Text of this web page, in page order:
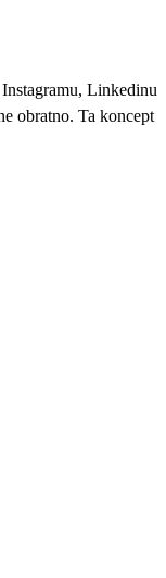
Linkedinu
obratno. Ta koncept